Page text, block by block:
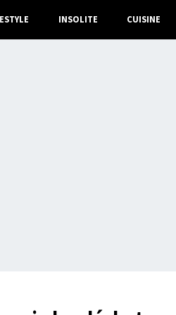
INSOLITE CUISINE